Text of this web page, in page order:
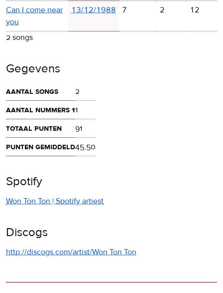
Can I come near
you
13/12/1988 7 2 12
2 songs
Gegevens
aantal songs
2
aantal nummers 11
totaal punten
91
punten gemiddeld45,50
Spotify
Won Ton Ton | Spotify artiest
Discogs
http://discogs.com/artist/Won Ton Ton